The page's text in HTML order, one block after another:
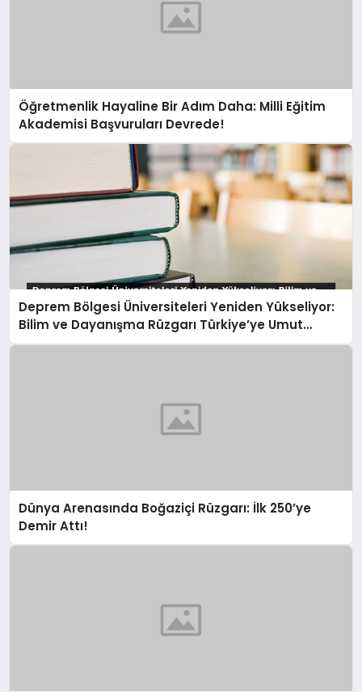
Öğretmenlik Hayaline Bir Adım Daha: Milli Eğitim
Akademisi Başvuruları Devrede!
Deprem Bölgesi Üniversiteleri Yeniden Yükseliyor:
Bilim ve Dayanışma Rüzgarı Türkiye’ye Umut
Oluyor
Dünya Arenasında Boğaziçi Rüzgarı: İlk 250’ye
Demir Attı!